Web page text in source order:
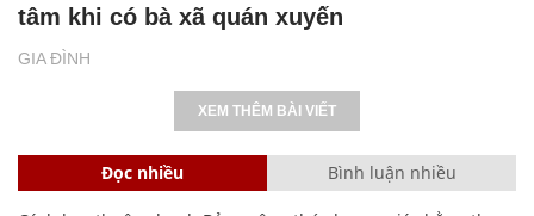
GIA ĐÌNH
tâm khi có bà xã quán xuyến
XEM THÊM BÀI VIẾT
Đọc nhiều Bình luận nhiều